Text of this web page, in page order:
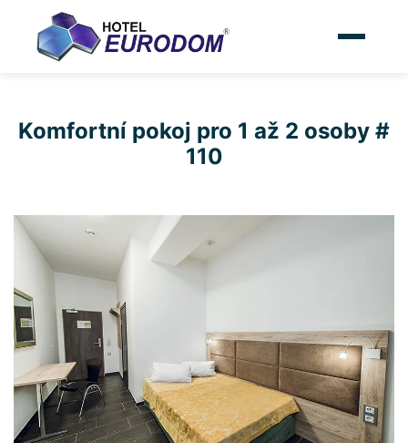
Komfortní pokoj pro 1 až 2 osoby #
110